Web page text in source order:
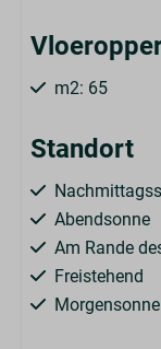
m2: 65
Standort
Abendsonne
Am Rande
Freistehend
Morgensonne